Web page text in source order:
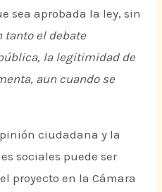
sea aprobada la ley, sin
tanto el debate
la legitimidad de
aun cuando se
ciudadana y la
sociales puede ser
proyecto en la Cámara